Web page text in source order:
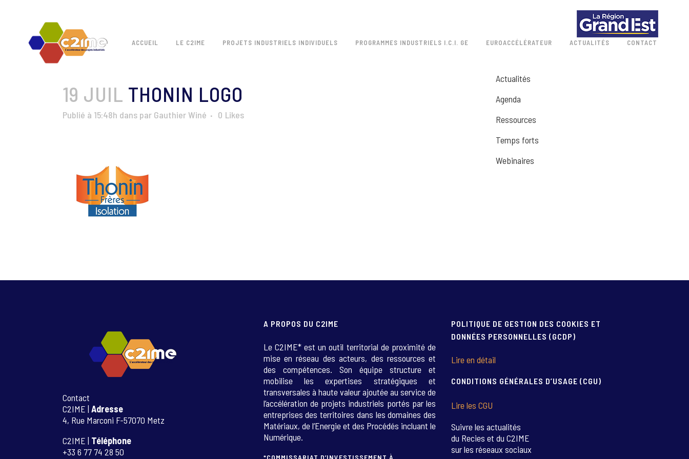
ACCUEIL LE C2IME PROJETS INDUSTRIELS INDIVIDUELS PROGRAMMES INDUSTRIELS I.C.I. GE EUROACCÉLÉRATEUR ACTUALITÉS CONTACT
19 JUIL THONIN LOGO
Publié à 15:48h dans par Gauthier Winé 0 Likes
Actualités
Agenda
Ressources
Temps forts
Webinaires
Contact
C2IME | Adresse
4, Rue Marconi F-57070 Metz
C2IME | Téléphone
+33 6 77 74 28 50
A PROPOS DU C2IME
Le C2IME* est un outil territorial de proximité de
mise en réseau des acteurs, des ressources et
des compétences. Son équipe structure et
mobilise les expertises stratégiques et
transversales à haute valeur ajoutée au service de
l’accélération de projets industriels portés par les
entreprises des territoires dans les domaines des
Matériaux, de l’Energie et des Procédés incluant le
Numérique.
*COMMISSARIAT D’INVESTISSEMENT À
POLITIQUE DE GESTION DES COOKIES ET
DONNÉES PERSONNELLES (GCDP)
Lire en détail
CONDITIONS GÉNÉRALES D’USAGE (CGU)
Lire les CGU
Suivre les actualités
du Recies et du C2IME
sur les réseaux sociaux